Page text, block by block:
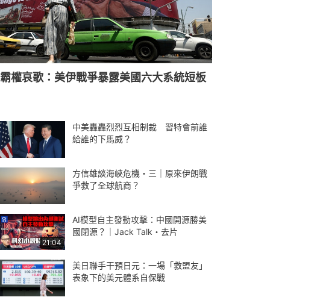
霸權哀歌：美伊戰爭暴露美國六大系統短板
中美轟轟烈烈互相制裁 習特會前誰
給誰的下馬威？
方信雄談海峽危機・三｜原來伊朗戰
爭救了全球航商？
21:04
AI模型自主發動攻擊：中國開源勝美
國閉源？｜Jack Talk・去片
美日聯手干預日元：一場「救盟友」
表象下的美元體系自保戰